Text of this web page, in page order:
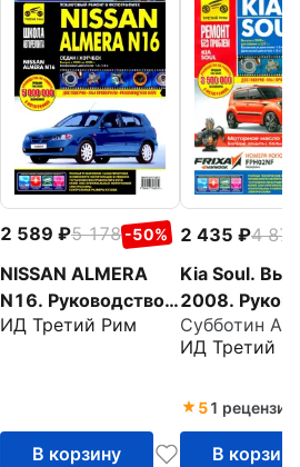
2 589 5 178 -50%
NISSAN ALMERA
N16. Руководство
по эксплуатации,
ИД Третий Рим
В корзину
2 435
4 870
Kia Soul.
2008.
по
ремонту
Субботин А.
ИД Третий
51 рецензия
В корзину